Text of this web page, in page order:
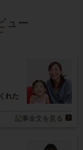
ュー
れた
記事全文を見る